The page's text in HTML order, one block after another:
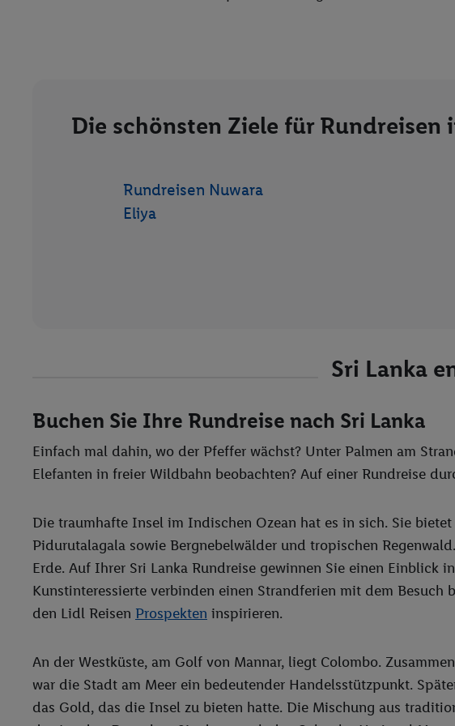
Die schönsten Ziele für Rundreisen
Rundreisen Nuwara
Eliya
Sri Lanka
Buchen Sie Ihre Rundreise nach Sri Lanka
Einfach mal dahin, wo der Pfeffer wächst? Unter Palmen am
Elefanten in freier Wildbahn beobachten? Auf einer Rundreise
Die traumhafte Insel im Indischen Ozean hat es in sich. Sie
Pidurutalagala sowie Bergnebelwälder und tropischen
Erde. Auf Ihrer Sri Lanka Rundreise gewinnen Sie einen
Kunstinteressierte verbinden einen Strandferien mit dem Besuch
den Lidl Reisen Prospekten inspirieren.
An der Westküste, am Golf von Mannar, liegt Colombo.
war die Stadt am Meer ein bedeutender Handelsstützpunkt.
das Gold, das die Insel zu bieten hatte. Die Mischung aus